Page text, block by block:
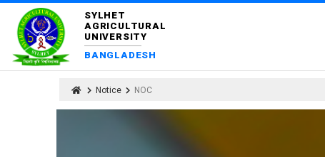
SYLHET
AGRICULTURAL
UNIVERSITY
BANGLADESH
Notice NOC